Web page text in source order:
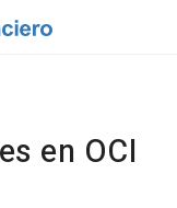
en OCI